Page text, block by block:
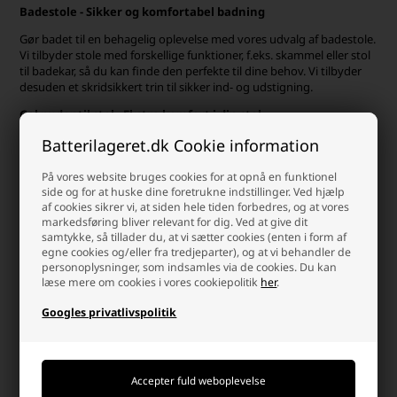
Batterilageret.dk Cookie information
På vores website bruges cookies for at opnå en funktionel
side og for at huske dine foretrukne indstillinger. Ved hjælp
af cookies sikrer vi, at siden hele tiden forbedres, og at vores
markedsføring bliver relevant for dig. Ved at give dit
samtykke, så tillader du, at vi sætter cookies (enten i form af
egne cookies og/eller fra tredjeparter), og at vi behandler de
personoplysninger, som indsamles via de cookies. Du kan
læse mere om cookies i vores cookiepolitik her.
Googles privatlivspolitik
Badestole - Sikker og komfortabel badning
Gør badet til en behagelig oplevelse med vores udvalg af badestole.
Vi tilbyder stole med forskellige funktioner, f.eks. skammel eller stol
til badekar, så du kan finde den perfekte til dine behov. Vi tilbyder
desuden et skridsikkert trin til sikker ind- og udstigning.
Gel puder til stol - Ekstra komfort i din stol
Giv din stol et løft i komfort med en gel pude. Puderne findes i
forskellige størrelser og former, og de kan være med til at lindre
smerter og forebygge tryksår.
Håndtag med sugekop - Støtte på glatte overflader
Monter et håndtag med sugekop på glatte overflader som fliser
eller glas for at få ekstra støtte ved ind- og udgang af bad eller
bruse.
Rygstøtte - Støtte til din ryg
Få ekstra støtte og komfort i ryggen med en rygstøtte.
for at hjælpe med at forbedre kropsholdningen. De er lavet af
åndbart materiale og har justerbare stropper, så de kan tilpasses til
din individuelle kropsform. Holdningsforbedrende rygstøtter